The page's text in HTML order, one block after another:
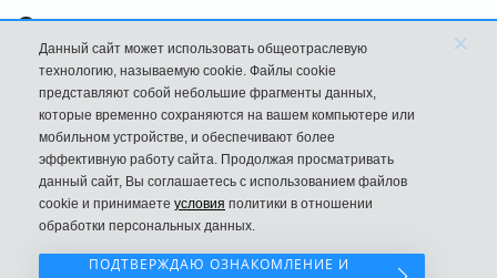
Доставка и оплата
Обмен и возврат
Размеры
FAQ
Новости
Политика Конфиденциальности
Данный сайт может использовать общеотраслевую
технологию, называемую cookie. Файлы cookie
представляют собой небольшие фрагменты данных,
которые временно сохраняются на вашем компьютере или
мобильном устройстве, и обеспечивают более
эффективную работу сайта. Продолжая просматривать
данный сайт, Вы соглашаетесь с использованием файлов
cookie и принимаете условия политики в отношении
обработки персональных данных.
×
ПОДТВЕРЖДАЮ ОЗНАКОМЛЕНИЕ И